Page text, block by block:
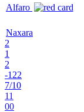
Alfaro
Naxara
2
1
2
-122
7/10
11
00